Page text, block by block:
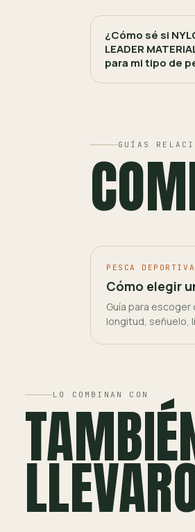
¿Cómo sé si
LEADER
para mi tipo de
GUÍAS
PESCA DEPORTIVA
Cómo elegir
Guía para
longitud, señuelo,
LO COMBINAN CON